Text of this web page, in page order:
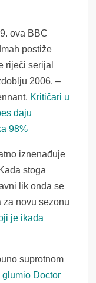
ova BBC
postiže
riječi serijal
2006. –
Kritičari u
daju
98%
iznenađuje
stoga
lik onda se
za novu sezonu
je ikada
suprotnom
Doctor